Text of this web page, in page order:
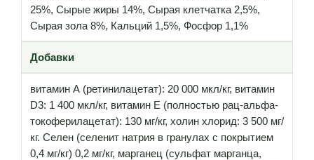
25%, Сырые жиры 14%, Сырая клетчатка 2,5%,
Сырая зола 8%, Кальций 1,5%, Фосфор 1,1%
Добавки
витамин А (ретинилацетат): 20 000 мкл/кг, витамин
D3: 1 400 мкл/кг, витамин Е (полностью рац-альфа-
токоферилацетат): 130 мг/кг, холин хлорид: 3 500 мг/
кг. Селен (селенит натрия в гранулах с покрытием
0,4 мг/кг) 0,2 мг/кг, марганец (сульфат марганца,